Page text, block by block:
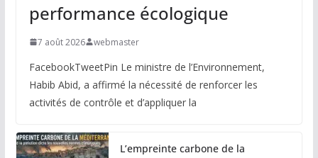
performance écologique
7 août 2026 webmaster
FacebookTweetPin Le ministre de l’Environnement,
Habib Abid, a affirmé la nécessité de renforcer les
activités de contrôle et d’appliquer la
L’empreinte carbone de la